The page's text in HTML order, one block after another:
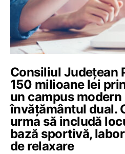
Consiliul Județean
150 milioane lei
un campus
învățământul dual.
urma să includă
bază sportivă,
de relaxare